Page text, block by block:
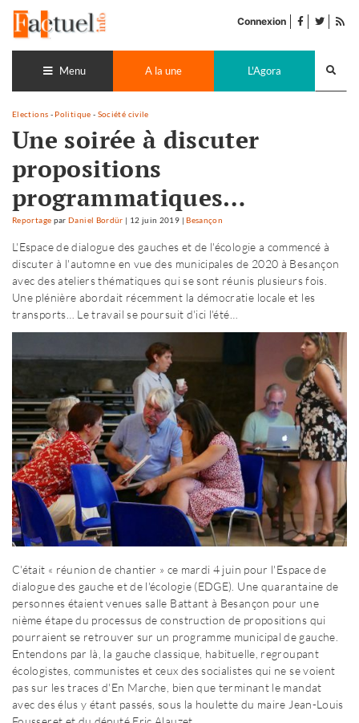
contenu
Connexion facebook
twitter
Menu A la une L'Agora
Elections - Politique - Société civile
Une soirée à discuter
propositions
programmatiques…
Reportage parDaniel Bordür | 12 juin 2019 |Besançon
L'Espace de dialogue des gauches et de l'écologie a commencé à
discuter à l'automne en vue des municipales de 2020 à Besançon
avec des ateliers thématiques qui se sont réunis plusieurs fois.
Une plénière abordait récemment la démocratie locale et les
transports… Le travail se poursuit d'ici l'été…
C'était « réunion de chantier » ce mardi 4 juin pour l'Espace de
dialogue des gauche et de l'écologie (EDGE). Une quarantaine de
personnes étaient venues salle Battant à Besançon pour une
nième étape du processus de construction de propositions qui
pourraient se retrouver sur un programme municipal de gauche.
Entendons par là, la gauche classique, habituelle, regroupant
écologistes, communistes et ceux des socialistes qui ne se voient
pas sur les traces d'En Marche, bien que terminant le mandat
avec des élus y étant passés, sous la houlette du maire Jean-Louis